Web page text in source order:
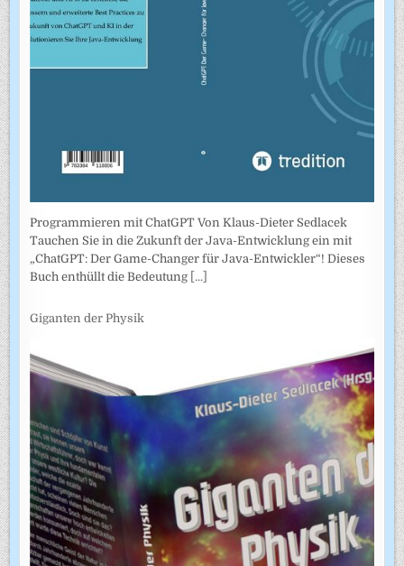
Programmieren mit ChatGPT Von Klaus-Dieter Sedlacek
Tauchen Sie in die Zukunft der Java-Entwicklung ein mit
„ChatGPT: Der Game-Changer für Java-Entwickler“! Dieses
Buch enthüllt die Bedeutung [...]
Giganten der Physik